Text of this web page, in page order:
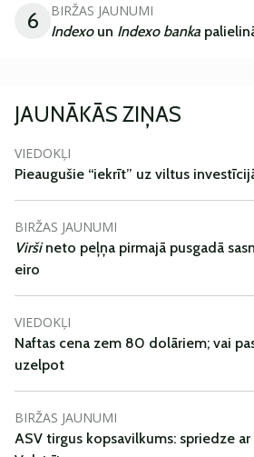
6 BIRŽAS JAUNUMI
Indexoun Indexo banka
JAUNĀKĀS ZIŅAS
VIEDOKĻI
Pieaugušie “iekrīt” uz viltus
BIRŽAS JAUNUMI
Viršineto peļņa pirmajā pusgadā
eiro
VIEDOKĻI
Naftas cena zem 80 dolāriem; vai
uzelpot
BIRŽAS JAUNUMI
ASV tirgus kopsavilkums: spriedze